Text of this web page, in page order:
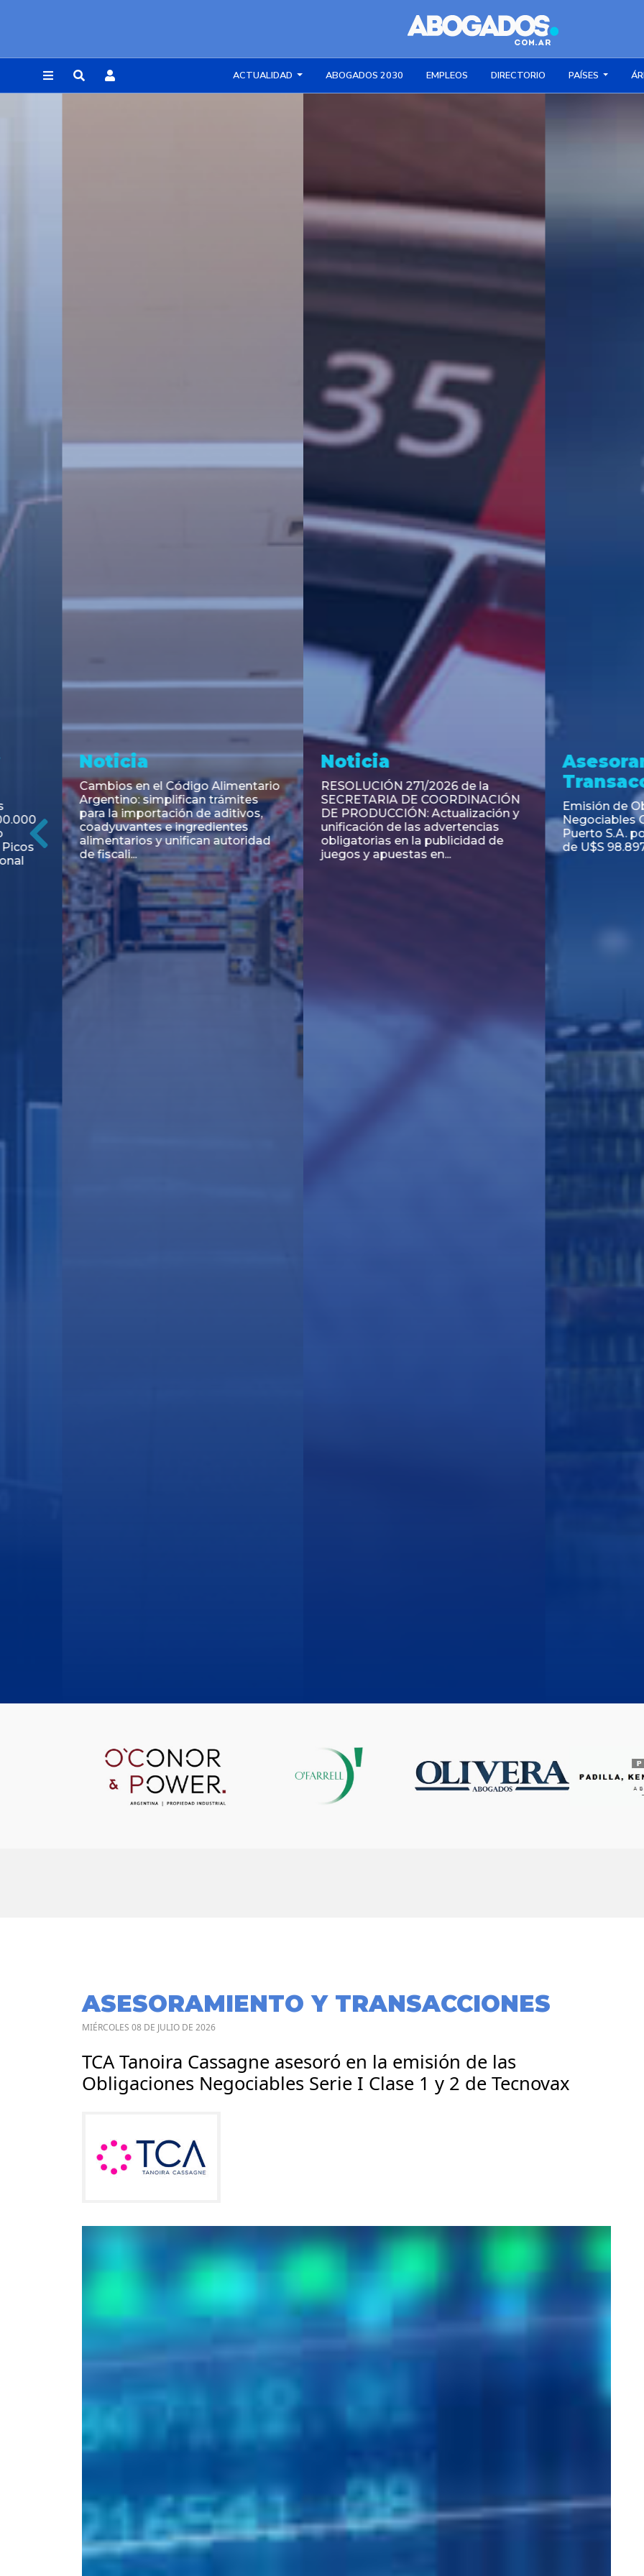
ACTUALIDAD ABOGADOS 2030 EMPLEOS DIRECTORIO PAÍSES
Noticia
RESOLUCIÓN 271/2026 de la
SECRETARIA DE COORDINACIÓN
DE PRODUCCIÓN: Actualización y
unificación de las advertencias
obligatorias en la publicidad de
juegos y apuestas en...
Asesoramiento y
Transacciones
Emisión de Obligaciones
Negociables Clase E de Central
Puerto S.A. por un Valor Nominal
de U$S 98.897.303
Transacciones
PAGBAM asesoró a
autorización para la
de los Certificados de
del Fideicomiso
Previous
ASESORAMIENTO Y TRANSACCIONES
MIÉRCOLES 08 DE JULIO DE 2026
TCA Tanoira Cassagne asesoró en la emisión de las
Obligaciones Negociables Serie I Clase 1 y 2 de Tecnovax